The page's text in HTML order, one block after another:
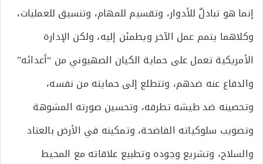
إنما هو تبادلٌ للأدوار، وتقسيم للمهام، وتنسيق للعمليات،
وكلاهما يتمم عمل الآخر ويطمئن إليه، ولكن الإدارة
الأمريكية تعمل على حماية الكيان الصهيوني من “أعدائه”
والدفاع عنه ضدهم، وتتطلع إلى حمايته من نفسه،
وتحصينه ضد طيشه تطرفه، وتحسين صورته المشوهة
وتصويب سلوكياته الفاضحة، وتمكينه في الأرض بالعتاد
والسلاح، وتشريع وجوده وتطبيع علاقاته مع المحيط